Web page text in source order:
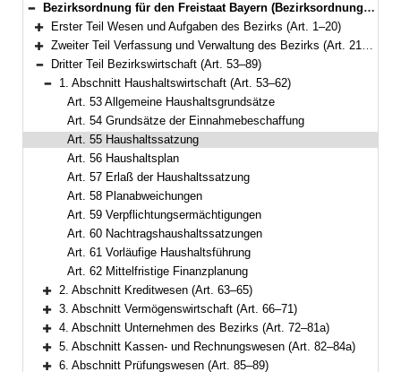
Bereich reduzieren
Bezirksordnung für den Freistaat Bayern (Bezirksordnung – BezO) in der Fassung der Bekanntmachung vom 22. August 1998 (GVBl. S. 850) BayRS 2020-4-2-I (Art. 1–103)
Bereich erweitern
Erster Teil Wesen und Aufgaben des Bezirks (Art. 1–20)
Bereich erweitern
Zweiter Teil Verfassung und Verwaltung des Bezirks (Art. 21–52)
Bereich reduzieren
Dritter Teil Bezirkswirtschaft (Art. 53–89)
Bereich reduzieren
1. Abschnitt Haushaltswirtschaft (Art. 53–62)
Art. 53 Allgemeine Haushaltsgrundsätze
Art. 54 Grundsätze der Einnahmebeschaffung
Art. 55 Haushaltssatzung
Art. 56 Haushaltsplan
Art. 57 Erlaß der Haushaltssatzung
Art. 58 Planabweichungen
Art. 59 Verpflichtungsermächtigungen
Art. 60 Nachtragshaushaltssatzungen
Art. 61 Vorläufige Haushaltsführung
Art. 62 Mittelfristige Finanzplanung
Bereich erweitern
2. Abschnitt Kreditwesen (Art. 63–65)
Bereich erweitern
3. Abschnitt Vermögenswirtschaft (Art. 66–71)
Bereich erweitern
4. Abschnitt Unternehmen des Bezirks (Art. 72–81a)
Bereich erweitern
5. Abschnitt Kassen- und Rechnungswesen (Art. 82–84a)
6. Abschnitt Prüfungswesen (Art. 85–89)